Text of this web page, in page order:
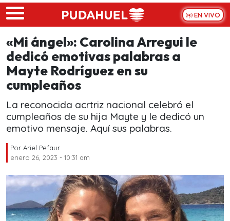
Skip to main content
EN VIVO
«Mi ángel»: Carolina Arregui le
dedicó emotivas palabras a
Mayte Rodríguez en su
cumpleaños
La reconocida acrtriz nacional celebró el
cumpleaños de su hija Mayte y le dedicó un
emotivo mensaje. Aquí sus palabras.
Por Ariel Pefaur
enero 26, 2023 - 10:31 am